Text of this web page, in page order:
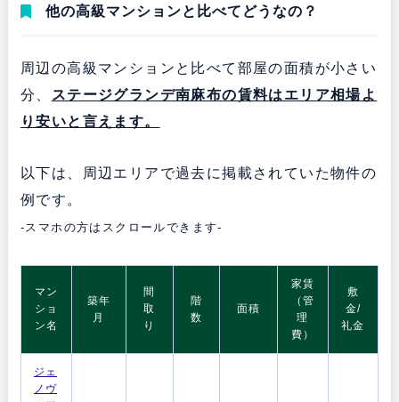
他の高級マンションと比べてどうなの？
周辺の高級マンションと比べて部屋の面積が小さい
分、
ステージグランデ南麻布の賃料はエリア相場よ
り安いと言えます。
以下は、周辺エリアで過去に掲載されていた物件の
例です。
-スマホの方はスクロールできます-
マン
ショ
ン名
築年
月
間
取
り
階
数
面積
家賃
（管
理
費）
敷
金/
礼金
ジェ
ノヴ